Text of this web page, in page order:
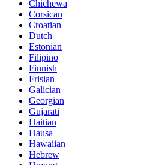
Chichewa
Corsican
Croatian
Dutch
Estonian
Filipino
Finnish
Frisian
Galician
Georgian
Gujarati
Haitian
Hausa
Hawaiian
Hebrew